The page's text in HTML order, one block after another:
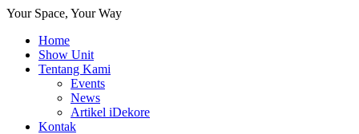
Your Space, Your Way
Home
Show Unit
Tentang Kami
Events
News
Artikel iDekore
Kontak